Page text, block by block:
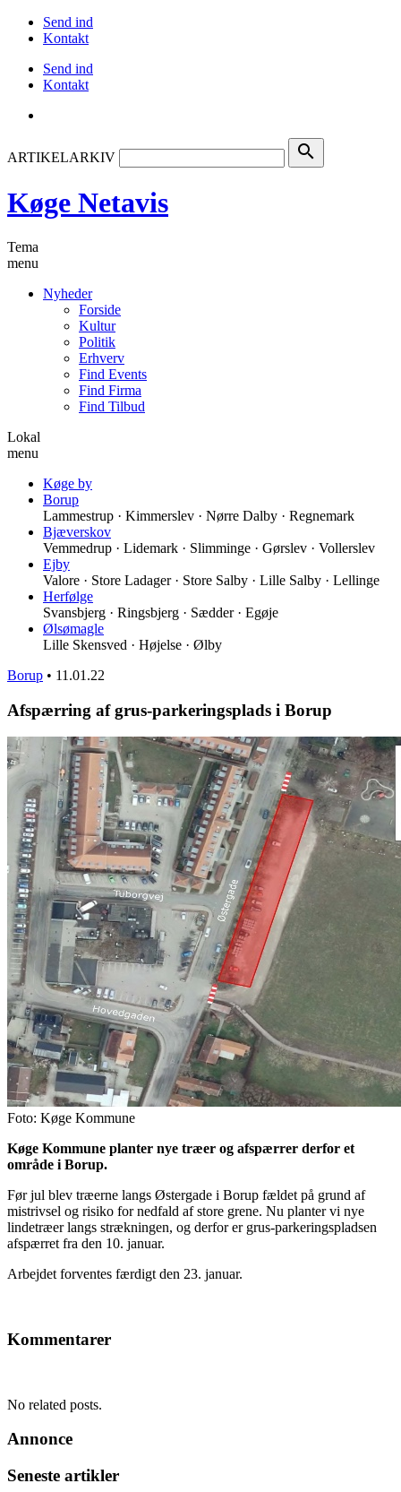
Send ind
Kontakt
Send ind
Kontakt
ARTIKELARKIV search
Køge Netavis
Tema
menu
Nyheder
Forside
Kultur
Politik
Erhverv
Find Events
Find Firma
Find Tilbud
Lokal
menu
Køge by
Borup
Lammestrup · Kimmerslev · Nørre Dalby · Regnemark
Bjæverskov
Vemmedrup · Lidemark · Slimminge · Gørslev · Vollerslev
Ejby
Valore · Store Ladager · Store Salby · Lille Salby · Lellinge
Herfølge
Svansbjerg · Ringsbjerg · Sædder · Egøje
Ølsømagle
Lille Skensved · Højelse · Ølby
Borup • 11.01.22
Afspærring af grus-parkeringsplads i Borup
Foto: Køge Kommune
Køge Kommune planter nye træer og afspærrer derfor et
område i Borup.
Før jul blev træerne langs Østergade i Borup fældet på grund af
mistrivsel og risiko for nedfald af store grene. Nu planter vi nye
lindetræer langs strækningen, og derfor er grus-parkeringspladsen
afspærret fra den 10. januar.
Arbejdet forventes færdigt den 23. januar.
Kommentarer
No related posts.
Annonce
Seneste artikler